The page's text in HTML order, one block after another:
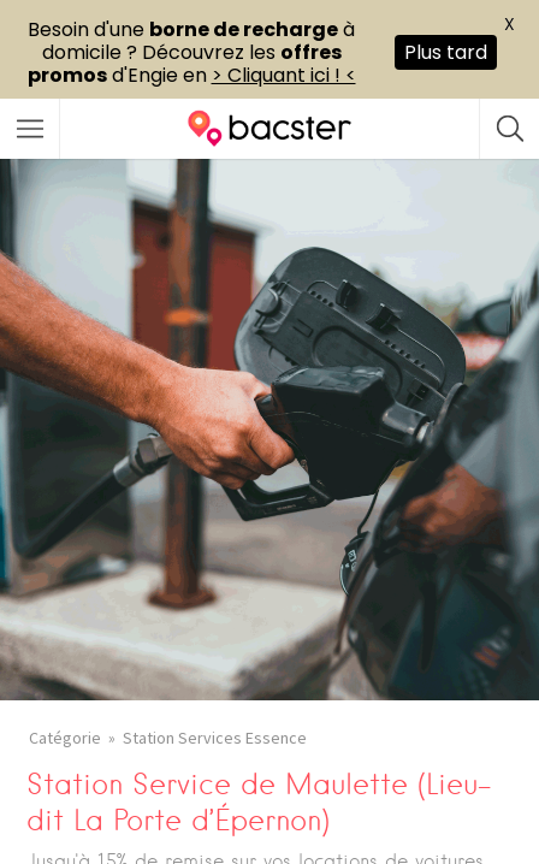
Catégorie Station Services Essence
Station Service de Maulette (Lieu-
dit La Porte d’Épernon)
Besoin d'une borne de rechargeà
domicile ? Découvrez les offres
promosd'Engie en > Cliquant ici ! <
Plus tard
X